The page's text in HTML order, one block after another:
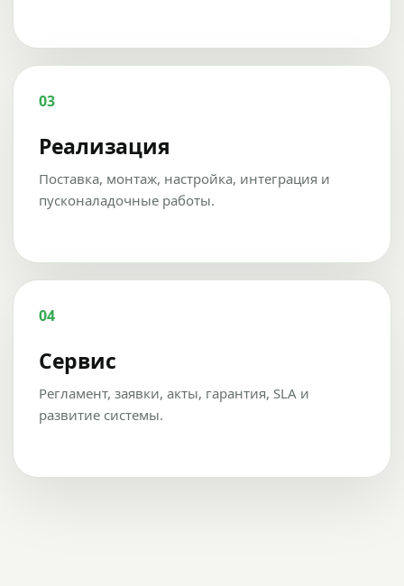
03
Реализация
Поставка, монтаж, настройка, интеграция и
пусконаладочные работы.
04
Сервис
Регламент, заявки, акты, гарантия, SLA и
развитие системы.